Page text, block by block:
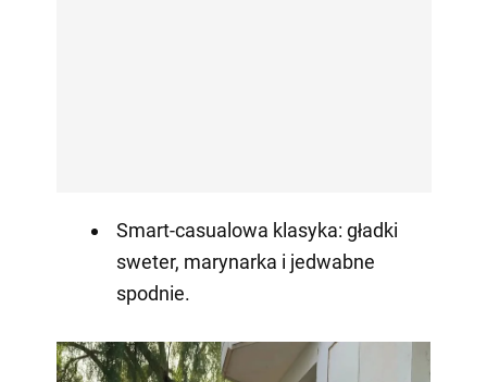
Smart-casualowa klasyka: gładki
sweter, marynarka i jedwabne
spodnie.